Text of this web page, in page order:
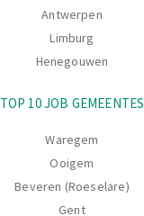
Antwerpen
Limburg
Henegouwen
TOP 10 JOB GEMEENTES
Waregem
Ooigem
Beveren (Roeselare)
Gent